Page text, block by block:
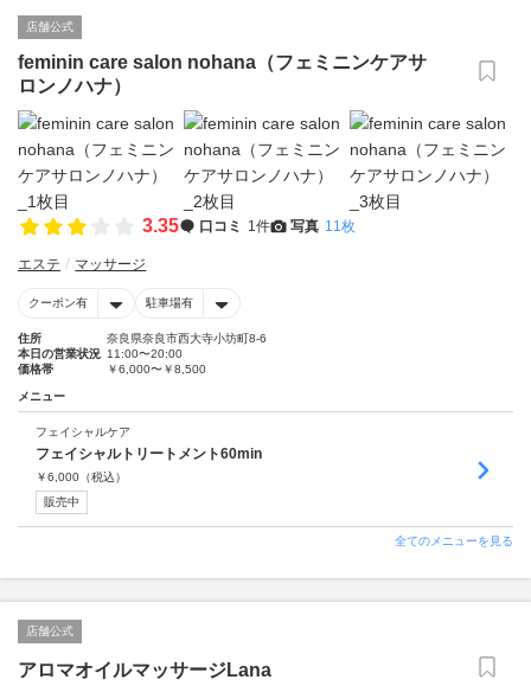
店舗公式
feminin care salon nohana（フェミニンケアサ
ロンノハナ）
3.35 口コミ 1件 写真 11枚
エステ マッサージ
クーポン有 駐車場有
住所
奈良県奈良市西大寺小坊町8-6
本日の営業状況 11:00〜20:00
価格帯
￥6,000〜￥8,500
メニュー
フェイシャルケア
フェイシャルトリートメント60min
￥6,000 （税込）
販売中
全てのメニューを見る
店舗公式
アロマオイルマッサージLana